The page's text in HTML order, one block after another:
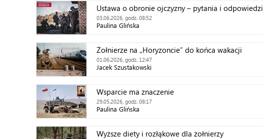
Ustawa o obronie ojczyzny – pytania i odpowiedzi
03.06.2026, godz. 08:52
Paulina Glińska
Żołnierze na „Horyzoncie” do końca wakacji
01.06.2026, godz. 12:47
Jacek Szustakowski
Wsparcie ma znaczenie
29.05.2026, godz. 08:17
Paulina Glińska
Wyższe diety i rozłąkowe dla żołnierzy